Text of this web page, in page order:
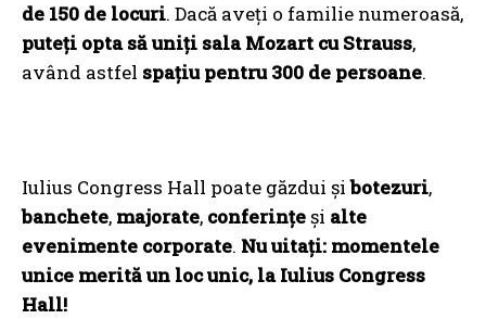
de 150 de locuri. Dacă aveți o familie numeroasă,
puteți opta să uniți sala Mozart cu Strauss,
având astfel spațiu pentru 300 de persoane.
Iulius Congress Hall poate găzdui șibotezuri,
banchete, majorate, conferințeși alte
evenimente corporate. Nu uitați: momentele
unice merită un loc unic, la Iulius Congress
Hall!